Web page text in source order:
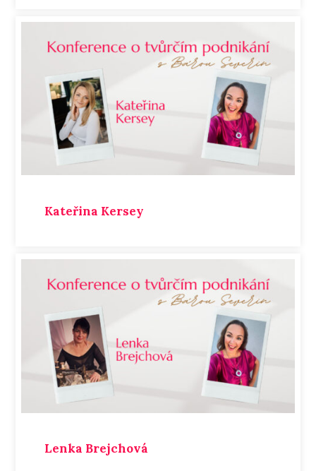
Kateřina Kersey
Lenka Brejchová